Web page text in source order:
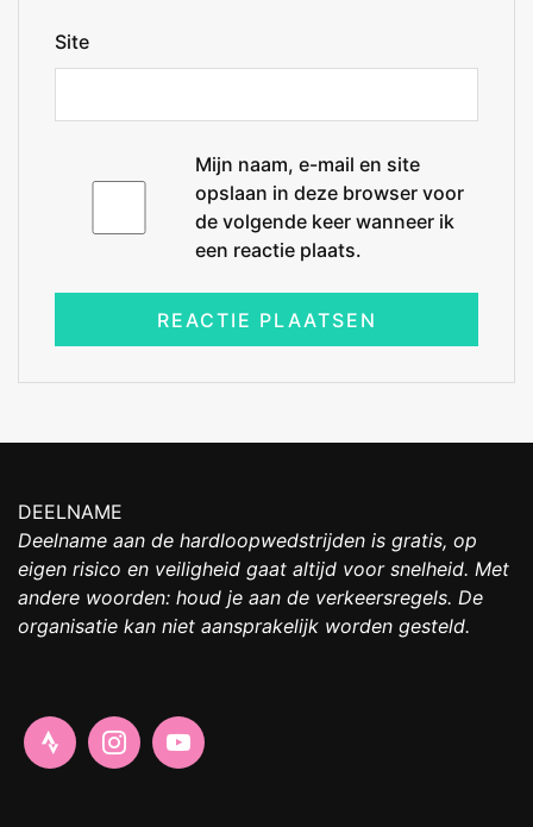
Site
Mijn naam, e-mail en site
opslaan in deze browser voor
de volgende keer wanneer ik
een reactie plaats.
DEELNAME
Deelname aan de hardloopwedstrijden is gratis, op
eigen risico en veiligheid gaat altijd voor snelheid. Met
andere woorden: houd je aan de verkeersregels. De
organisatie kan niet aansprakelijk worden gesteld.